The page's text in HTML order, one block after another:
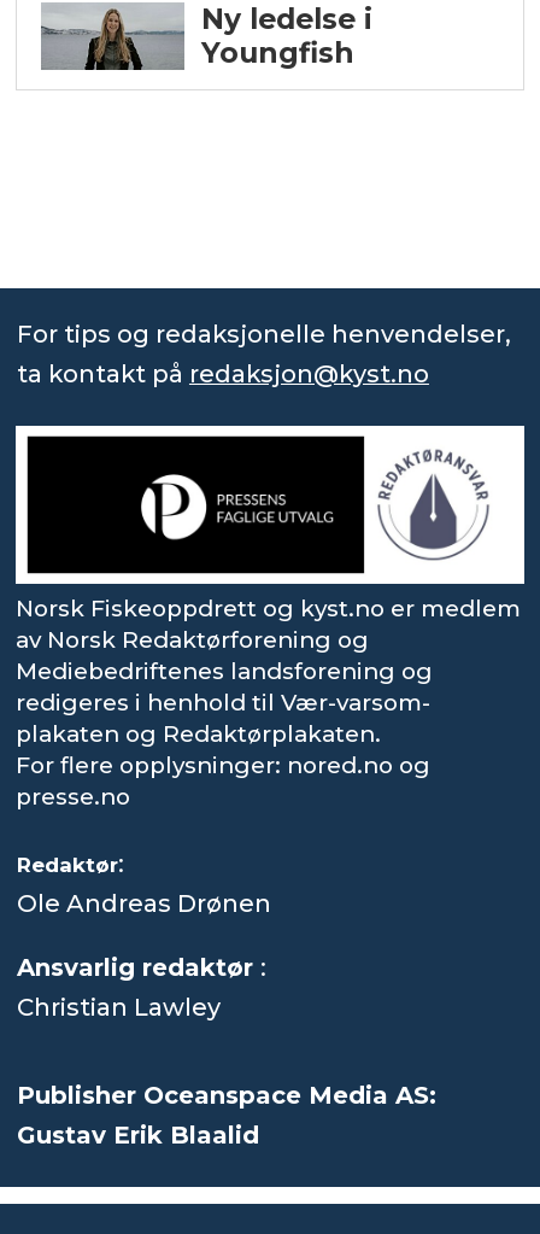
Ny ledelse i
Youngfish
For tips og redaksjonelle henvendelser,
ta kontakt på redaksjon@kyst.no
Norsk Fiskeoppdrett og kyst.no er medlem
av Norsk Redaktørforening og
Mediebedriftenes landsforening og
redigeres i henhold til Vær-varsom-
plakaten og Redaktørplakaten.
For flere opplysninger: nored.no og
presse.no
Redaktør:
Ole Andreas Drønen
Ansvarlig redaktør :
Christian Lawley
Publisher Oceanspace Media AS:
Gustav Erik Blaalid